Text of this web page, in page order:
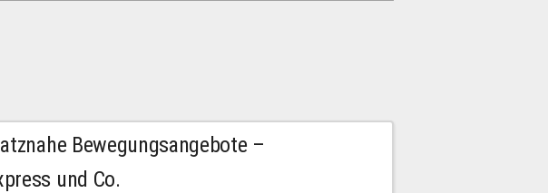
Bewegungsangebote –
und Co.